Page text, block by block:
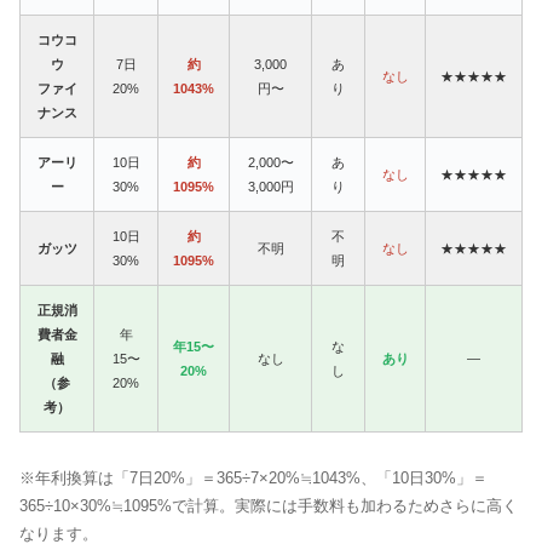
コウコ
ウ
ファイ
ナンス
7日
20%
約
1043%
3,000
円〜
あ
り
なし ★★★★★
アーリ
ー
10日
30%
約
1095%
2,000〜
3,000円
あ
り
なし ★★★★★
ガッツ
10日
30%
約
1095%
不明
不
明
なし ★★★★★
正規消
費者金
融
（参
考）
年
15〜
20%
年15〜
20%
なし
な
し
あり —
※年利換算は「7日20%」＝365÷7×20%≒1043%、「10日30%」＝
365÷10×30%≒1095%で計算。実際には手数料も加わるためさらに高く
なります。